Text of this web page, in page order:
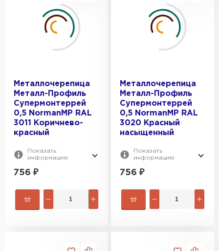
Металлочерепица
Металл-Профиль
Супермонтеррей
0,5 NormanMP RAL
3011 Коричнево-
красный
Показать
информацию
756 ₽
Металлочерепица
Металл-Профиль
Супермонтеррей
0,5 NormanMP RAL
3020 Красный
насыщенный
Показать
информацию
756 ₽